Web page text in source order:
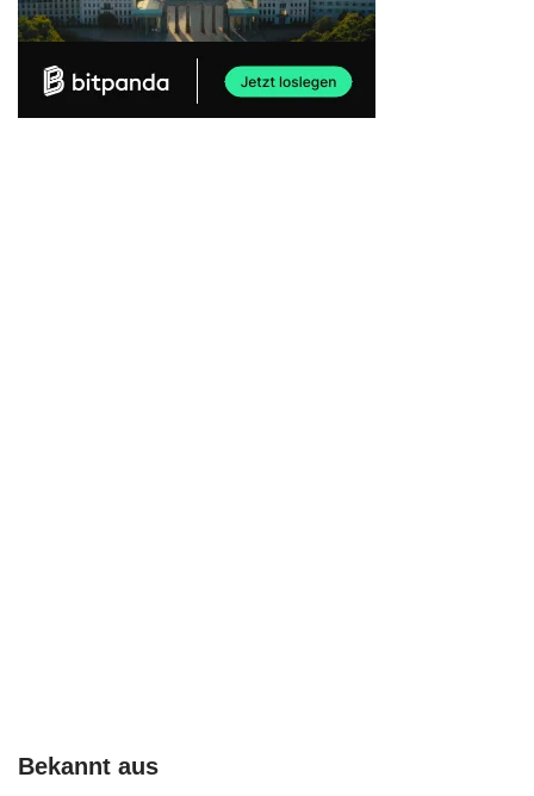
Bekannt aus